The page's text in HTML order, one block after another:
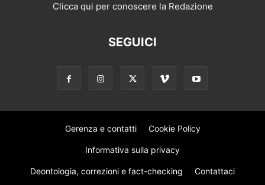
Clicca qui per conoscere la Redazione
SEGUICI
Gerenza e contatti Cookie Policy
Informativa sulla privacy
Deontologia, correzioni e fact-checking Contattaci